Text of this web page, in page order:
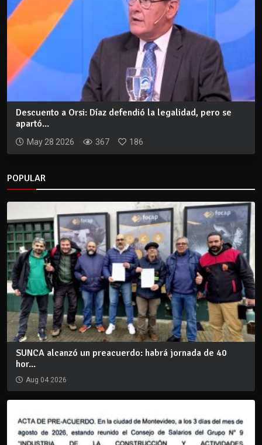
Descuento a Orsi: Díaz defendió la legalidad, pero se
apartó...
May 28 2026 367 186
POPULAR
SUNCA alcanzó un preacuerdo: habrá jornada de 40
hor...
Aug 04 2026